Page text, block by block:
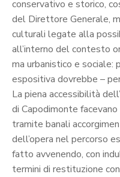
conservativo e storico,
del Direttore Generale,
culturali legate alla
all’interno del contesto
ma urbanistico e sociale:
espositiva dovrebbe –
La piena accessibilità
di Capodimonte
tramite banali
dell’opera nel percorso
fatto avvenendo, con
termini di restituzione